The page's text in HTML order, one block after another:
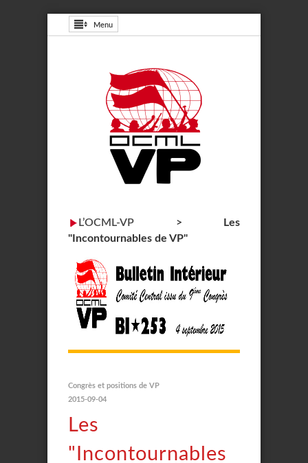
Menu
L’OCML-VP >
Les
"Incontournables de VP"
Congrès et positions de VP
2015-09-04
Les
"Incontournables